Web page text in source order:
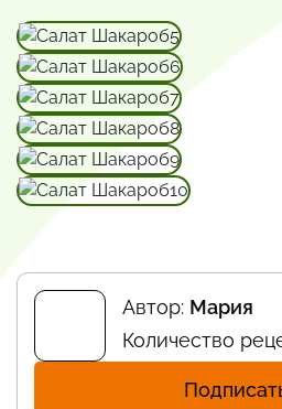
Автор: Мария
Количество